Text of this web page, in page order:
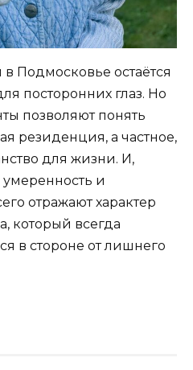
Подмосковье остаётся
посторонних глаз. Но
позволяют понять
резиденция, а частное,
для жизни. И,
и
отражают характер
который всегда
в стороне от лишнего